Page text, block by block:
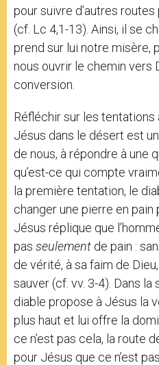
pour suivre d’autres
(cf. Lc 4,1-13). Ainsi, il se
prend sur lui notre misère,
nous ouvrir le chemin vers
conversion.
Réfléchir sur les
Jésus dans le désert est
de nous, à répondre à une
qu’est-ce qui compte
la première tentation, le
changer une pierre en pain
Jésus réplique que
pas seulement de pain :
de vérité, à sa faim de
sauver (cf. vv. 3-4). Dans
diable propose à Jésus la
plus haut et lui offre la
ce n’est pas cela, la route
pour Jésus que ce n’est